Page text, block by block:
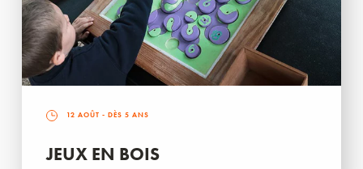
12 AOÛT - DÈS 5 ANS
JEUX EN BOIS